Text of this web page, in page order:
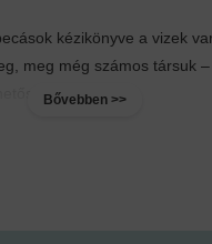
kézikönyve a vizek
meg még számos társuk
Bővebben >>